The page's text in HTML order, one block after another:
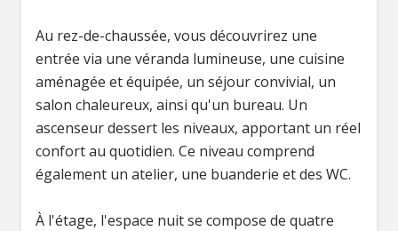
Au rez-de-chaussée, vous découvrirez une
entrée via une véranda lumineuse, une cuisine
aménagée et équipée, un séjour convivial, un
salon chaleureux, ainsi qu'un bureau. Un
ascenseur dessert les niveaux, apportant un réel
confort au quotidien. Ce niveau comprend
également un atelier, une buanderie et des WC.
À l'étage, l'espace nuit se compose de quatre